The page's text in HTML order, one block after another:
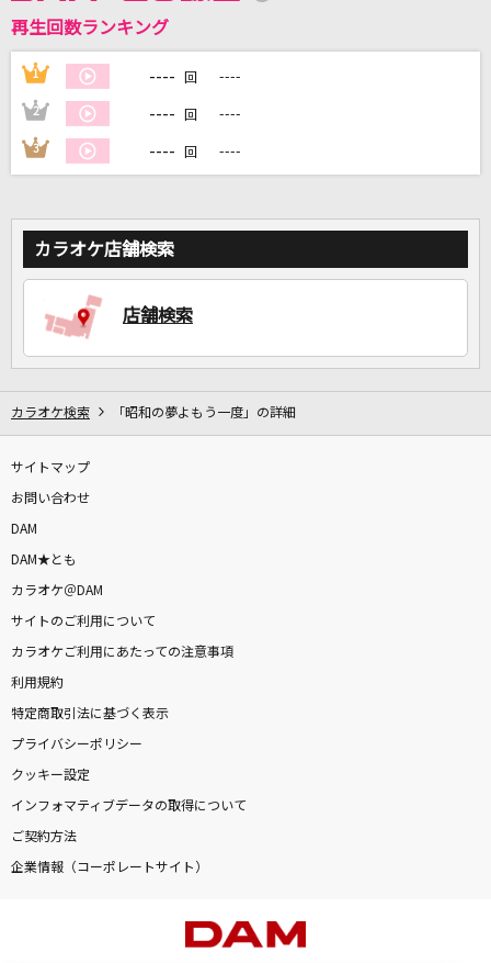
再生回数ランキング
1 ---- 回 ----
2 ---- 回 ----
3 ---- 回 ----
カラオケ店舗検索
店舗検索
カラオケ検索 「昭和の夢よもう一度」の詳細
サイトマップ
お問い合わせ
DAM
DAM★とも
カラオケ＠DAM
サイトのご利用について
カラオケご利用にあたっての注意事項
利用規約
特定商取引法に基づく表示
プライバシーポリシー
クッキー設定
インフォマティブデータの取得について
ご契約方法
企業情報（コーポレートサイト）